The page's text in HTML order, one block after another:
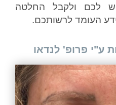
לכם ולקבל החלטה
העומד לרשותכם.
ע"י פרופ' לנדאו